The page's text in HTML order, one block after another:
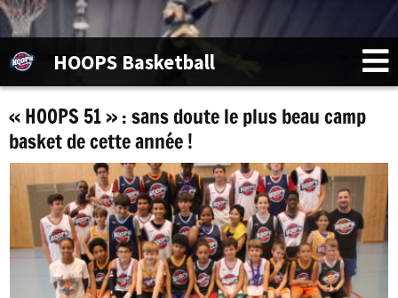
HOOPS Basketball
« HOOPS 51 » : sans doute le plus beau camp
basket de cette année !